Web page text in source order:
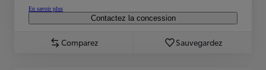
En savoir plus
Contactez la concession
Comparez Sauvegardez